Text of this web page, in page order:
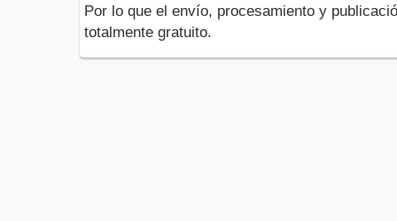
Por lo que el envío, procesamiento y
totalmente gratuito.